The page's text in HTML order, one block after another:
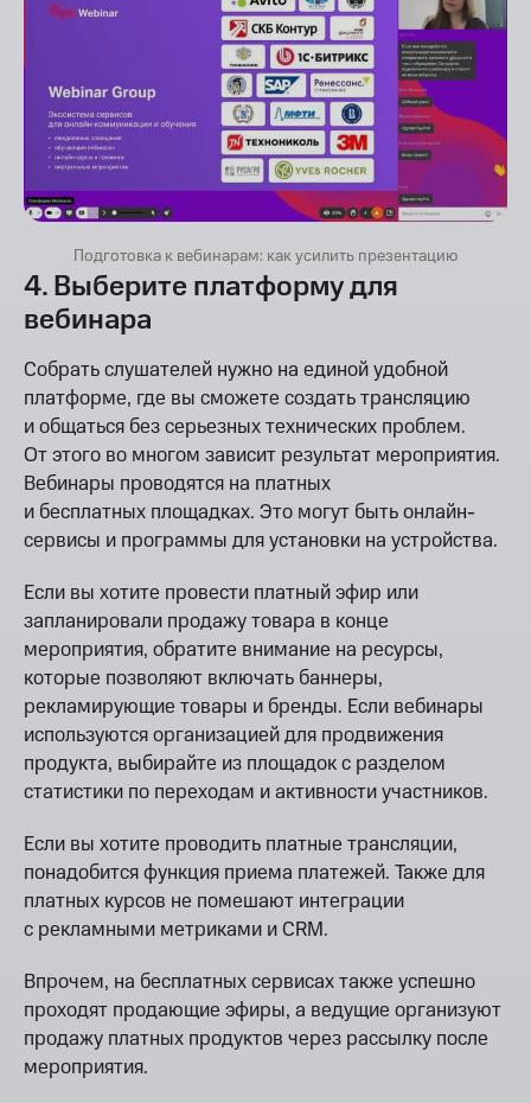
Подготовка к вебинарам: как усилить презентацию
4. Выберите платформу для
вебинара
Собрать слушателей нужно на единой удобной
платформе, где вы сможете создать трансляцию
и общаться без серьезных технических проблем.
От этого во многом зависит результат мероприятия.
Вебинары проводятся на платных
и бесплатных площадках. Это могут быть онлайн-
сервисы и программы для установки на устройства.
Если вы хотите провести платный эфир или
запланировали продажу товара в конце
мероприятия, обратите внимание на ресурсы,
которые позволяют включать баннеры,
рекламирующие товары и бренды. Если вебинары
используются организацией для продвижения
продукта, выбирайте из площадок с разделом
статистики по переходам и активности участников.
Если вы хотите проводить платные трансляции,
понадобится функция приема платежей. Также для
платных курсов не помешают интеграции
с рекламными метриками и CRM.
Впрочем, на бесплатных сервисах также успешно
проходят продающие эфиры, а ведущие организуют
продажу платных продуктов через рассылку после
мероприятия.